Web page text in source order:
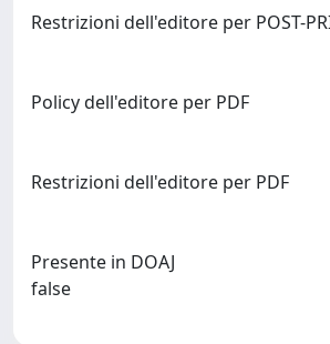
Restrizioni dell'editore per POST-
Policy dell'editore per PDF
Restrizioni dell'editore per PDF
Presente in DOAJ